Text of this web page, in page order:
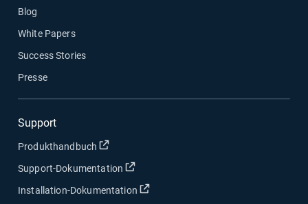
Blog
White Papers
Success Stories
Presse
Support
Produkthandbuch In neuem Fenster öffnen
Support-Dokumentation In neuem Fenster öffnen
Installation-Dokumentation In neuem Fenster öffnen